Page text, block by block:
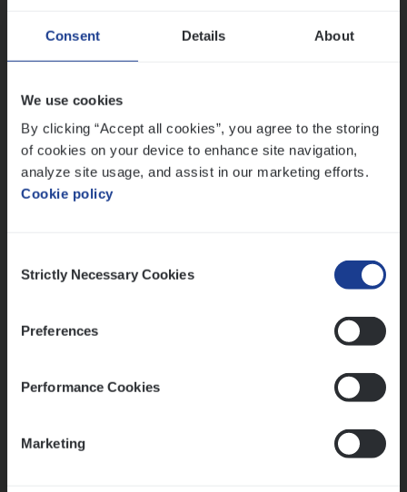
Consent Details About
We use cookies
By clicking “Accept all cookies”, you agree to the storing
of cookies on your device to enhance site navigation,
analyze site usage, and assist in our marketing efforts.
Cookie policy
Selection
Strictly Necessary Cookies
Preferences
Performance Cookies
Marketing
Dos­sier­be­heer­der Gewaar­borgd Inkomen
Insurance Operations
Antwerpen
versterken
Thalia zoekt graag oplossingen, in games én op het
Ons sollicitatieproces